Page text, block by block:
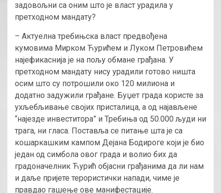
задовољни са оним што је власт урадила у
претходном мандату?
– Актуелна требињска власт предвођена
кумовима Мирком Ћурићем и Луком Петровићем
најефикаснија је на пољу обмане грађана. У
претходном мандату нису урадили готово ништа
осим што су потрошили око 120 милиона и
додатно задужили грађане. Буџет града користе за
ухљебљивање својих присталица, а од најављене
“најезде инвеститора” и Требиња од 50.000 људи ни
трага, ни гласа. Поставља се питање шта је са
кошаркашким кампом Дејана Бодироге који је био
један од симбола овог града и волио бих да
градоначелник Ћурић објасни грађанима да ли нам
и даље пријете терористички напади, чиме је
правдао гашење ове манифестације.